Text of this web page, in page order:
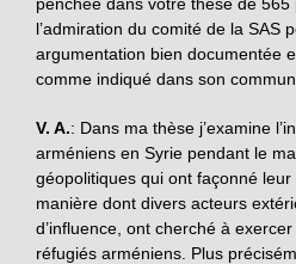
l’admiration du comité de la SAS
argumentation bien documentée
comme indiqué dans son
V. A.: Dans ma thèse j’examine
arméniens en Syrie pendant le
géopolitiques qui ont façonné leur
manière dont divers acteurs
d’influence, ont cherché à
réfugiés arméniens. Plus